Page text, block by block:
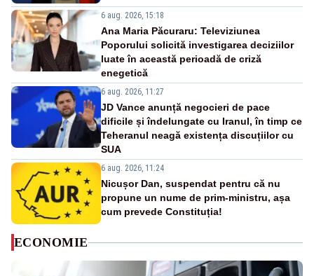
6 aug. 2026, 15:18
Ana Maria Păcuraru: Televiziunea
Poporului solicită investigarea deciziilor
luate în această perioadă de criză
enegetică
6 aug. 2026, 11:27
JD Vance anunță negocieri de pace
dificile și îndelungate cu Iranul, în timp ce
Teheranul neagă existența discuțiilor cu
SUA
6 aug. 2026, 11:24
Nicușor Dan, suspendat pentru că nu
propune un nume de prim-ministru, așa
cum prevede Constituția!
ECONOMIE